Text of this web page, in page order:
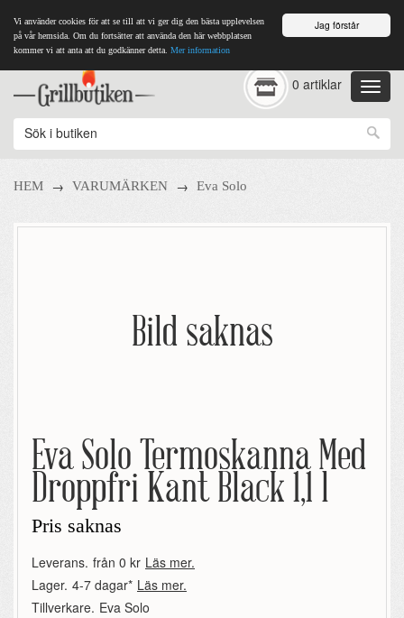
Jag förstår
Vi använder cookies för att se till att vi ger dig den bästa upplevelsen
på vår hemsida. Om du fortsätter att använda den här webbplatsen
kommer vi att anta att du godkänner detta. Mer information
0 artiklar
HEM → VARUMÄRKEN → Eva Solo
Bild saknas
Eva Solo Termoskanna Med
Droppfri Kant Black 1,1 l
Pris saknas
Leverans. från 0 kr Läs mer.
Lager. 4-7 dagar* Läs mer.
Tillverkare. Eva Solo